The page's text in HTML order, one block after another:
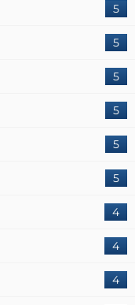
5
5
5
5
5
5
4
4
4